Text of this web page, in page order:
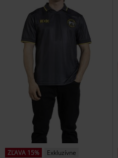
ZĽAVA 15%
Exkluzívne